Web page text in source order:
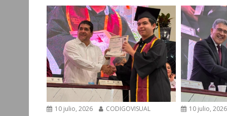
r
10 julio, 2026 CODIGOVISUAL 10 julio, 2026